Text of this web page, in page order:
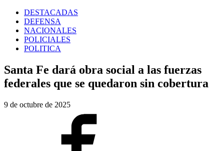
DESTACADAS
DEFENSA
NACIONALES
POLICIALES
POLITICA
Santa Fe dará obra social a las fuerzas
federales que se quedaron sin cobertura
9 de octubre de 2025